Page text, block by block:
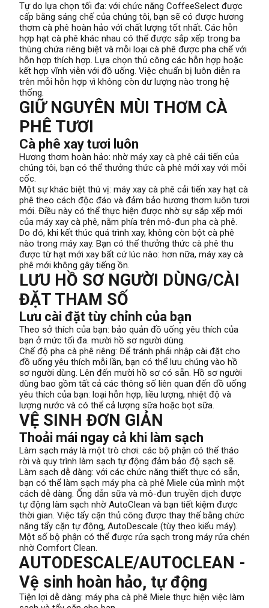
Tự do lựa chọn tối đa: với chức năng CoffeeSelect được
cấp bằng sáng chế của chúng tôi, bạn sẽ có được hương
thơm cà phê hoàn hảo với chất lượng tốt nhất. Các hỗn
hợp hạt cà phê khác nhau có thể được sắp xếp trong ba
thùng chứa riêng biệt và mỗi loại cà phê được pha chế với
hỗn hợp thích hợp. Lựa chọn thủ công các hỗn hợp hoặc
kết hợp vĩnh viễn với đồ uống. Việc chuẩn bị luôn diễn ra
trên mỗi hỗn hợp vì không còn dư lượng nào trong hệ
thống.
GIỮ NGUYÊN MÙI THƠM CÀ
PHÊ TƯƠI
Cà phê xay tươi luôn
Hương thơm hoàn hảo: nhờ máy xay cà phê cải tiến của
chúng tôi, bạn có thể thưởng thức cà phê mới xay với mỗi
cốc.
Một sự khác biệt thú vị: máy xay cà phê cải tiến xay hạt cà
phê theo cách độc đáo và đảm bảo hương thơm luôn tươi
mới. Điều này có thể thực hiện được nhờ sự sắp xếp mới
của máy xay cà phê, nằm phía trên mô-đun pha cà phê.
Do đó, khi kết thúc quá trình xay, không còn bột cà phê
nào trong máy xay. Bạn có thể thưởng thức cà phê thu
được từ hạt mới xay bất cứ lúc nào: hơn nữa, máy xay cà
phê mới không gây tiếng ồn.
LƯU HỒ SƠ NGƯỜI DÙNG/CÀI
ĐẶT THAM SỐ
Lưu cài đặt tùy chỉnh của bạn
Theo sở thích của bạn: bảo quản đồ uống yêu thích của
bạn ở mức tối đa. mười hồ sơ người dùng.
Chế độ pha cà phê riêng: Để tránh phải nhập cài đặt cho
đồ uống yêu thích mỗi lần, bạn có thể lưu chúng vào hồ
sơ người dùng. Lên đến mười hồ sơ có sẵn. Hồ sơ người
dùng bao gồm tất cả các thông số liên quan đến đồ uống
yêu thích của bạn: loại hỗn hợp, liều lượng, nhiệt độ và
lượng nước và có thể cả lượng sữa hoặc bọt sữa.
VỆ SINH ĐƠN GIẢN
Thoải mái ngay cả khi làm sạch
Làm sạch máy là một trò chơi: các bộ phận có thể tháo
rời và quy trình làm sạch tự động đảm bảo độ sạch sẽ.
Làm sạch dễ dàng: với các chức năng thiết thực có sẵn,
bạn có thể làm sạch máy pha cà phê Miele của mình một
cách dễ dàng. Ống dẫn sữa và mô-đun truyền dịch được
tự động làm sạch nhờ AutoClean và bạn tiết kiệm được
thời gian. Việc tẩy cặn thủ công được thay thế bằng chức
năng tẩy cặn tự động, AutoDescale (tùy theo kiểu máy).
Một số bộ phận có thể được rửa sạch trong máy rửa chén
nhờ Comfort Clean.
AUTODESCALE/AUTOCLEAN -
Vệ sinh hoàn hảo, tự động
Tiện lợi dễ dàng: máy pha cà phê Miele thực hiện việc làm